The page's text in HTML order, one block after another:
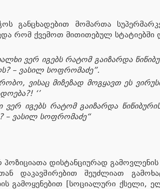
განცხადებით მომართა
რომ ქვემოთ მითითებულ სტატიებში
ვერ იგებს რატომ გაიზარდა
– ვასილ სოფრომაძე”.
ვისაც მიზეზად მოგყავთ ეს
‘’
ვერ იგებს რატომ გაიზარდა
– ვასილ სოფრომაძე“
დისტანციურად
დაკავშირებით შეუძლიათ
გამოყენებით [სოციალური